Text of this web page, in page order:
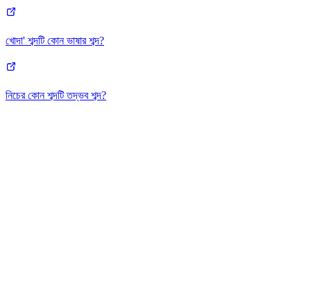
খোদা' শব্দটি কোন ভাষার শব্দ?
নিচের কোন শব্দটি তদ্ভব শব্দ?